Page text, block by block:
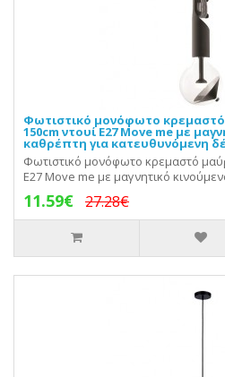
Φωτιστικό μονόφωτο
150cm ντουί Ε27 Move me με
καθρέπτη για κατευθυνόμενη
Φωτιστικό μονόφωτο κρεμαστό
Ε27 Move me με μαγνητικό
11.59€ 27.28€